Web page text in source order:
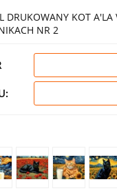
KOT A'LA
NR 2